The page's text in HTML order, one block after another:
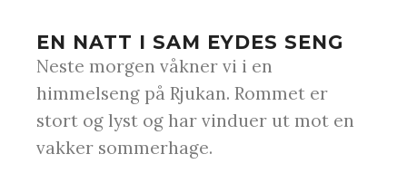
EN NATT I SAM EYDES SENG
Neste morgen våkner vi i en
himmelseng på Rjukan. Rommet er
stort og lyst og har vinduer ut mot en
vakker sommerhage.